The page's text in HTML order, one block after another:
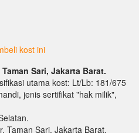
kost ini
Sari, Jakarta Barat.
utama kost: Lt/Lb: 181/675
jenis sertifikat "hak milik",
Taman Sari, Jakarta Barat.